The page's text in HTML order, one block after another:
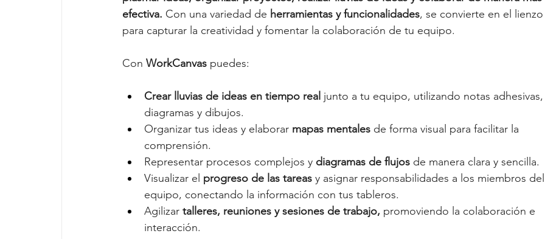
efectiva. Con una variedad de herramientas y funcionalidades, se convierte en el
para capturar la creatividad y fomentar la colaboración de tu equipo.
Con WorkCanvas puedes:
Crear lluvias de ideas en tiempo real junto a tu equipo, utilizando notas
diagramas y dibujos.
Organizar tus ideas y elaborar mapas mentales de forma visual para facilitar la
comprensión.
Representar procesos complejos y diagramas de flujos de manera clara y sencilla.
Visualizar el progreso de las tareas y asignar responsabilidades a los miembros
equipo, conectando la información con tus tableros.
Agilizar talleres, reuniones y sesiones de trabajo, promoviendo la colaboración e
interacción.